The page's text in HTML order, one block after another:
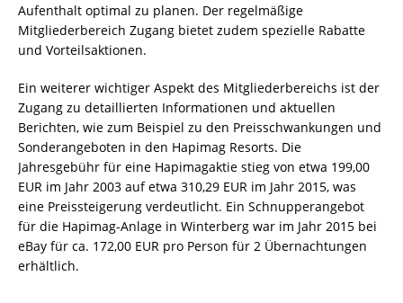
Aufenthalt optimal zu planen. Der regelmäßige
Mitgliederbereich Zugang bietet zudem spezielle Rabatte
und Vorteilsaktionen.
Ein weiterer wichtiger Aspekt des Mitgliederbereichs ist der
Zugang zu detaillierten Informationen und aktuellen
Berichten, wie zum Beispiel zu den Preisschwankungen und
Sonderangeboten in den Hapimag Resorts. Die
Jahresgebühr für eine Hapimagaktie stieg von etwa 199,00
EUR im Jahr 2003 auf etwa 310,29 EUR im Jahr 2015, was
eine Preissteigerung verdeutlicht. Ein Schnupperangebot
für die Hapimag-Anlage in Winterberg war im Jahr 2015 bei
eBay für ca. 172,00 EUR pro Person für 2 Übernachtungen
erhältlich.